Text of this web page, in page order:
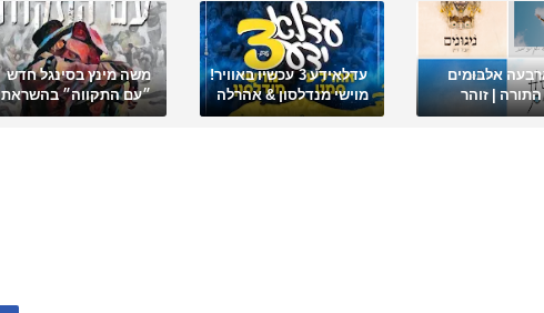
אלבומים
| זוהר
עדלאידע 3 עכשיו באוויר!
מוישי מנדלסון & אהרלה
סאמעט באלבום פורימי
משה מינץ בסינגל חדש
״עם התקווה״ בהשראת
ארגון "ביחד ננצח"